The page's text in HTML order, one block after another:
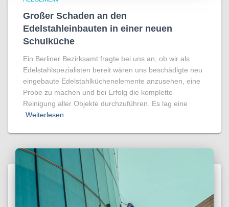
Großer Schaden an den
Edelstahleinbauten in einer neuen
Schulküche
Ein Berliner Bezirksamt fragte bei uns an, ob wir als
Edelstahlspezialisten bereit wären uns beschädigte neu
eingebaute Edelstahlküchenelemente anzusehen, eine
Probe zu machen und bei Erfolg die komplette
Reinigung aller Objekte durchzuführen. Es lag eine
Weiterlesen